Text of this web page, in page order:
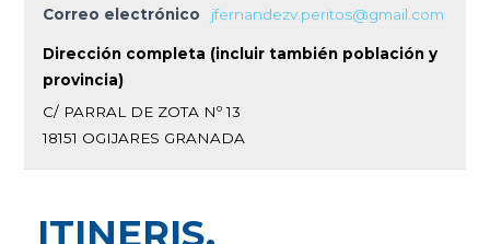
Correo electrónico jfernandezv.peritos@gmail.com
Dirección completa (incluir también población y
provincia)
C/ PARRAL DE ZOTA Nº 13
18151 OGIJARES GRANADA
ITINERIS,